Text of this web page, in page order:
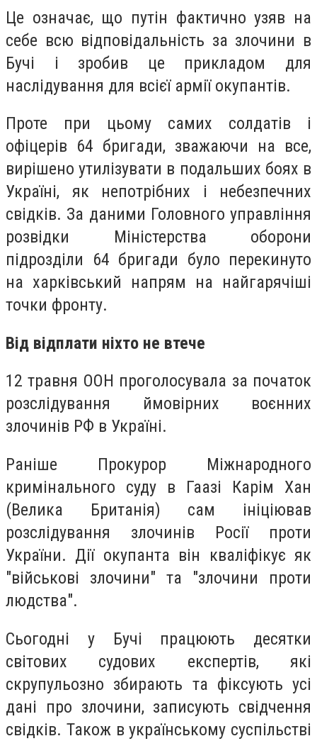
Це означає, що путін фактично узяв на
себе всю відповідальність за злочини в
Бучі і зробив це прикладом для
наслідування для всієї армії окупантів.
Проте при цьому самих солдатів і
офіцерів 64 бригади, зважаючи на все,
вирішено утилізувати в подальших боях в
Україні, як непотрібних і небезпечних
свідків. За даними Головного управління
розвідки Міністерства оборони
підрозділи 64 бригади було перекинуто
на харківський напрям на найгарячіші
точки фронту.
Від відплати ніхто не втече
12 травня ООН проголосувала за початок
розслідування ймовірних воєнних
злочинів РФ в Україні.
Раніше Прокурор Міжнародного
кримінального суду в Гаазі Карім Хан
(Велика Британія) сам ініціював
розслідування злочинів Росії проти
України. Дії окупанта він кваліфікує як
"військові злочини" та "злочини проти
людства".
Сьогодні у Бучі працюють десятки
світових судових експертів, які
скрупульозно збирають та фіксують усі
дані про злочини, записують свідчення
свідків. Також в українському суспільстві